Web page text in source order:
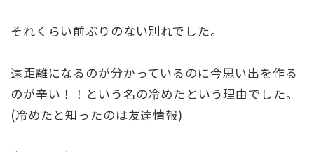
それくらい前ぶりのない別れでした。
遠距離になるのが分かっているのに今思い出を作る
のが辛い！！という名の冷めたという理由でした。
(冷めたと知ったのは友達情報)